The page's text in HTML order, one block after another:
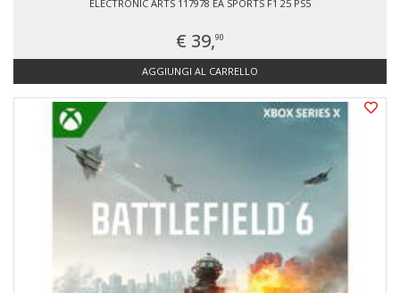
ELECTRONIC ARTS 117978 EA SPORTS F1 25 PS5
€ 39,90
AGGIUNGI AL CARRELLO